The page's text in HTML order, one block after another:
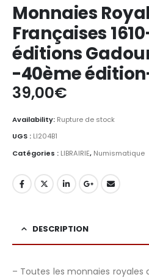
Monnaies
Françaises
éditions
-40ème
39,00€
Availability: Rupture de stock
UGS : LI204B1
Catégories : LIBRAIRIE, Numismatique
DESCRIPTION
– Toutes les monnaies royales